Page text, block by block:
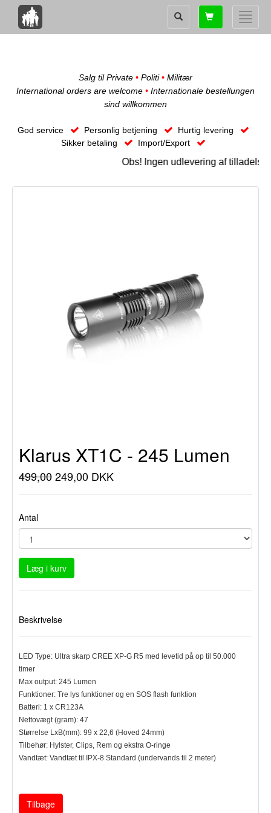
Toggle
Shopping
card
Salg til Private • Politi• Militær
International orders are welcome • Internationale bestellungen
sind willkommen
God service Personlig betjening
Hurtig levering
Sikker betaling
Import/Export
Obs! Ingen udlevering af
Klarus XT1C - 245 Lumen
499,00249,00 DKK
Antal
Læg i kurv
Beskrivelse
LED Type: Ultra skarp CREE XP-G R5 med levetid på op til 50.000
timer
Max output: 245 Lumen
Funktioner: Tre lys funktioner og en SOS flash funktion
Batteri: 1 x CR123A
Nettovægt (gram): 47
Størrelse LxB(mm): 99 x 22,6 (Hoved 24mm)
Tilbehør: Hylster, Clips, Rem og ekstra O-ringe
Vandtæt: Vandtæt til IPX-8 Standard (undervands til 2 meter)
Tilbage